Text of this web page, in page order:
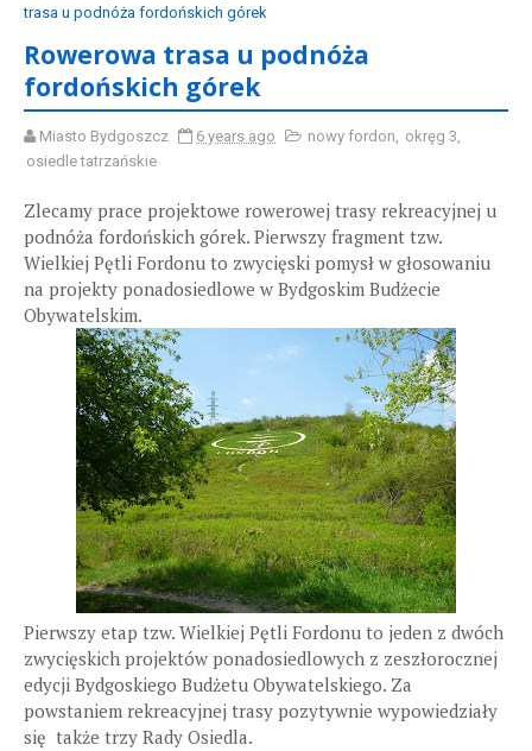
trasa u podnóża fordońskich górek
Rowerowa trasa u podnóża
fordońskich górek
Miasto Bydgoszcz 6 years ago nowy fordon, okręg 3,
osiedle tatrzańskie
Zlecamy prace projektowe rowerowej trasy rekreacyjnej u
podnóża fordońskich górek. Pierwszy fragment tzw.
Wielkiej Pętli Fordonu to zwycięski pomysł w głosowaniu
na projekty ponadosiedlowe w Bydgoskim Budżecie
Obywatelskim.
Pierwszy etap tzw. Wielkiej Pętli Fordonu to jeden z dwóch
zwycięskich projektów ponadosiedlowych z zeszłorocznej
edycji Bydgoskiego Budżetu Obywatelskiego. Za
powstaniem rekreacyjnej trasy pozytywnie wypowiedziały
się także trzy Rady Osiedla.